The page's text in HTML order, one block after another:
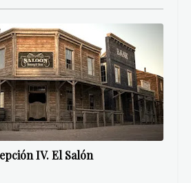
IV. El Salón